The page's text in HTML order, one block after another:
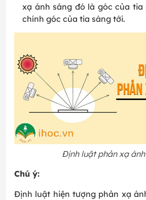
xạ ánh sáng đó là góc của tia
chính góc của tia sáng tới.
Định luật phản xạ
Chú ý:
Định luật hiện tượng phản xạ